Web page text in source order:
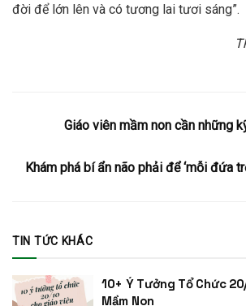
đời để lớn lên và có tương lai tươi sáng”.
Giáo viên mầm non cần những
Khám phá bí ẩn não phải để ‘mỗi đứa
TIN TỨC KHÁC
10+ Ý Tưởng Tổ Chức
Mầm Non